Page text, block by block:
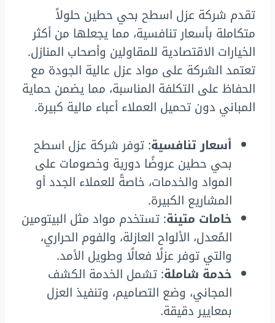
تقدم شركة عزل اسطح بحي حطين حلولاً
متكاملة بأسعار تنافسية، مما يجعلها من أكثر
الخيارات الاقتصادية للمقاولين وأصحاب المنازل.
تعتمد الشركة على مواد عزل عالية الجودة مع
الحفاظ على التكلفة المناسبة، مما يضمن حماية
المباني دون تحميل العملاء أعباء مالية كبيرة.
أسعار تنافسية: توفر شركة عزل اسطح
بحي حطين عروضًا دورية وخصومات على
المواد والخدمات، خاصةً للعملاء الجدد أو
المشاريع الكبيرة.
خامات متينة: تستخدم مواد مثل البيتومين
المُعدل، الألواح العازلة، والفوم الحراري،
والتي توفر عزلًا فعالًا وطويل الأمد.
خدمة شاملة: تشمل الخدمة الكشف
المجاني، وضع التصاميم، وتنفيذ العزل
بمعايير دقيقة.